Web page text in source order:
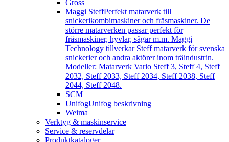
Gross
Maggi SteffPerfekt matarverk till
snickerikombimaskiner och fräsmaskiner. De
större matarverken passar perfekt för
fräsmaskiner, hyvlar, sågar m.m. Maggi
Technology tillverkar Steff matarverk för svenska
snickerier och andra aktörer inom träindustrin.
Modeller: Matarverk Vario Steff 3, Steff 4, Steff
2032, Steff 2033, Steff 2034, Steff 2038, Steff
2044, Steff 2048.
SCM
UnifogUnifog beskrivning
Weima
Verktyg & maskinservice
Service & reservdelar
Produktkataloger